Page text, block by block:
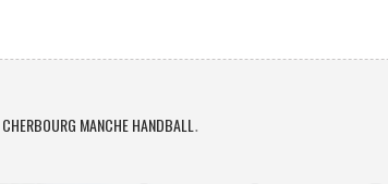
MANCHE HANDBALL .